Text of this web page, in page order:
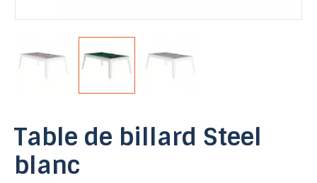
Table de billard Steel
blanc